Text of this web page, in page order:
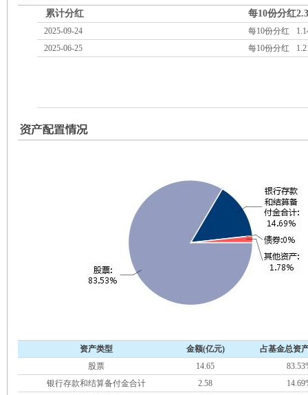
累计分红 每10份分红
2025-09-24 每10份分红
2025-06-25
每10份分红
资产类型 金额(亿元)
占基金总资
股票
14.65
银行存款和结算备付金合计
2.58